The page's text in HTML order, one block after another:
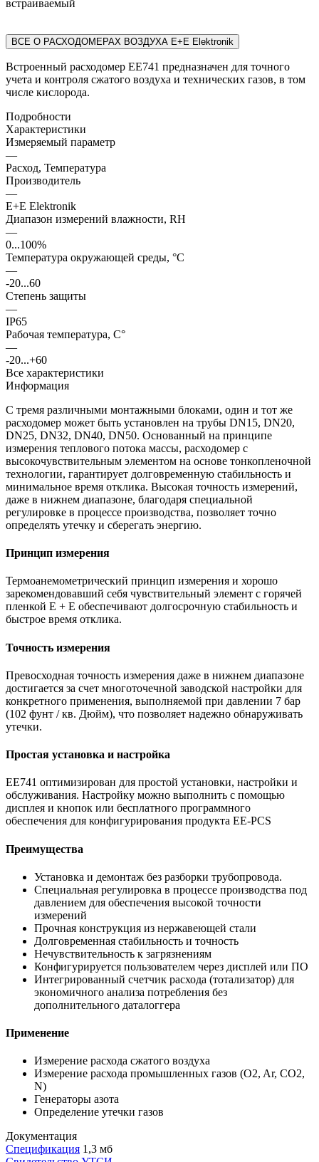
ВСЕ О РАСХОДОМЕРАХ ВОЗДУХА E+E Elektronik
Встроенный расходомер EE741 предназначен для точного
учета и контроля сжатого воздуха и технических газов, в том
числе кислорода.
Подробности
Характеристики
Измеряемый параметр
—
Расход, Температура
Производитель
—
E+E Elektronik
Диапазон измерений влажности, RH
—
0...100%
Температура окружающей среды, °С
—
-20...60
Степень защиты
—
IP65
Рабочая температура, С°
—
-20...+60
Все характеристики
Информация
С тремя различными монтажными блоками, один и тот же
расходомер может быть установлен на трубы DN15, DN20,
DN25, DN32, DN40, DN50. Основанный на принципе
измерения теплового потока массы, расходомер с
высокочувствительным элементом на основе тонкопленочной
технологии, гарантирует долговременную стабильность и
минимальное время отклика. Высокая точность измерений,
даже в нижнем диапазоне, благодаря специальной
регулировке в процессе производства, позволяет точно
определять утечку и сберегать энергию.
Принцип измерения
Термоанемометрический принцип измерения и хорошо
зарекомендовавший себя чувствительный элемент с горячей
пленкой E + E обеспечивают долгосрочную стабильность и
быстрое время отклика.
Точность измерения
Превосходная точность измерения даже в нижнем диапазоне
достигается за счет многоточечной заводской настройки для
конкретного применения, выполняемой при давлении 7 бар
(102 фунт / кв. Дюйм), что позволяет надежно обнаруживать
утечки.
Простая установка и настройка
EE741 оптимизирован для простой установки, настройки и
обслуживания. Настройку можно выполнить с помощью
дисплея и кнопок или бесплатного программного
обеспечения для конфигурирования продукта EE-PCS
Преимущества
Установка и демонтаж без разборки трубопровода.
Специальная регулировка в процессе производства под
давлением для обеспечения высокой точности
измерений
Прочная конструкция из нержавеющей стали
Долговременная стабильность и точность
Нечувствительность к загрязнениям
Конфигурируется пользователем через дисплей или ПО
Интегрированный счетчик расхода (тотализатор) для
экономичного анализа потребления без
дополнительного даталоггера
Применение
Измерение расхода сжатого воздуха
Измерение расхода промышленных газов (O2, Ar, CO2,
N)
Генераторы азота
Определение утечки газов
Документация
Спецификация 1,3 мб